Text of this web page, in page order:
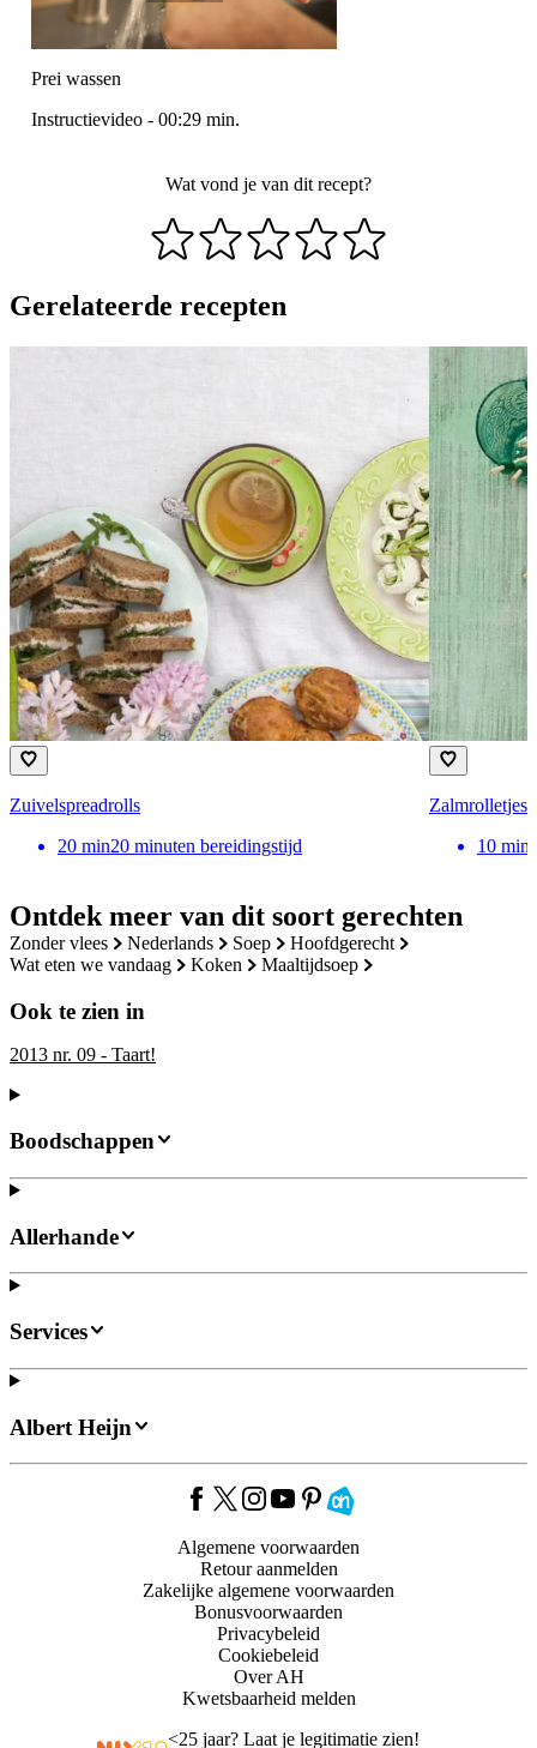
Ontdek meer van dit soort gerechten
zonder vlees nederlands soep
hoofdgerecht
wat eten we vandaag
koken maaltijdsoep
Ook te zien in
2013 nr. 09 - Taart!
Prei wassen
Instructievideo - 00:29 min.
Wat vond je van dit recept?
Gerelateerde recepten
Zuivelspreadrolls
20 min20 minuten bereidingstijd
Zalmrolletjes
10 min
Boodschappen
Allerhande
Services
Albert Heijn
Algemene voorwaarden
Retour aanmelden
Zakelijke algemene voorwaarden
Bonusvoorwaarden
Privacybeleid
Cookiebeleid
Over AH
Kwetsbaarheid melden
<25 jaar? Laat je legitimatie zien!